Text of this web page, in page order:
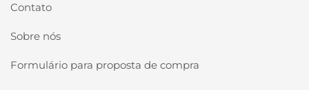
Contato
Sobre nós
Formulário para proposta de compra